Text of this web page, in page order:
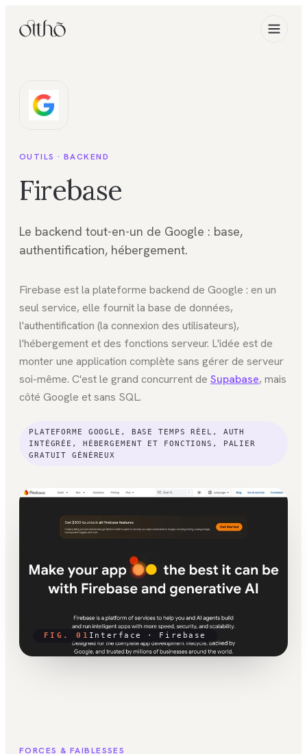
OUTILS · BACKEND
Firebase
Le backend tout-en-un de Google : base,
authentification, hébergement.
Firebase est la plateforme backend de Google : en un
seul service, elle fournit la base de données,
l'authentification (la connexion des utilisateurs),
l'hébergement et des fonctions serveur. L'idée est de
monter une application complète sans gérer de serveur
soi-même. C'est le grand concurrent de Supabase, mais
côté Google et sans SQL.
PLATEFORME GOOGLE, BASE TEMPS RÉEL, AUTH
INTÉGRÉE, HÉBERGEMENT ET FONCTIONS, PALIER
GRATUIT GÉNÉREUX
FIG. 01 Interface · Firebase
FORCES & FAIBLESSES